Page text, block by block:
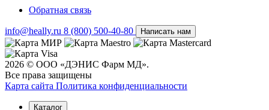
Обратная связь
info@heally.ru 8 (800) 500-40-80 Написать нам
2026 © ООО «ДЭНИС Фарм МД».
Все права защищены
Карта сайта Политика конфиден­циальности
Каталог